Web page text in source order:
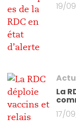
19/
La
17/